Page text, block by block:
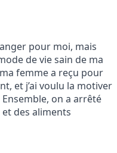
pour moi, mais
de vie sain de ma
femme a reçu pour
et j’ai voulu la motiver
on a arrêté
des aliments